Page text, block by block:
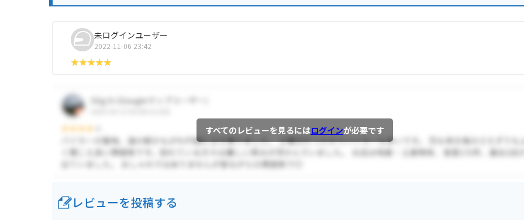
未ログインユーザー
2022-11-06 23:42
すべてのレビューを見るにはログインが必要です
レビューを投稿する